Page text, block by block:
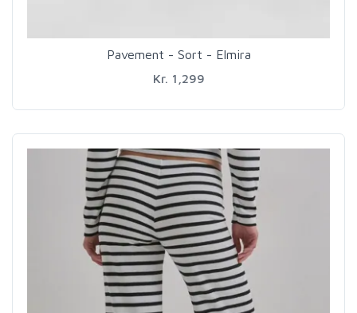
Pavement - Sort - Elmira
Kr. 1,299